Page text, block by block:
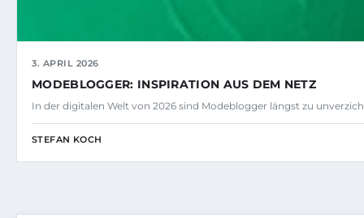
3. APRIL 2026
MODEBLOGGER: INSPIRATION AUS DEM NETZ
In der digitalen Welt von 2026 sind Modeblogger längst zu
STEFAN KOCH